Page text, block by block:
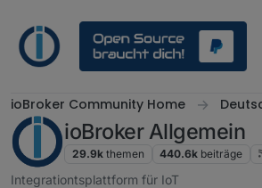
ioBroker Community Home
ioBroker Allgemein
29.9k themen 440.6k beiträge
Integrationtsplattform für IoT